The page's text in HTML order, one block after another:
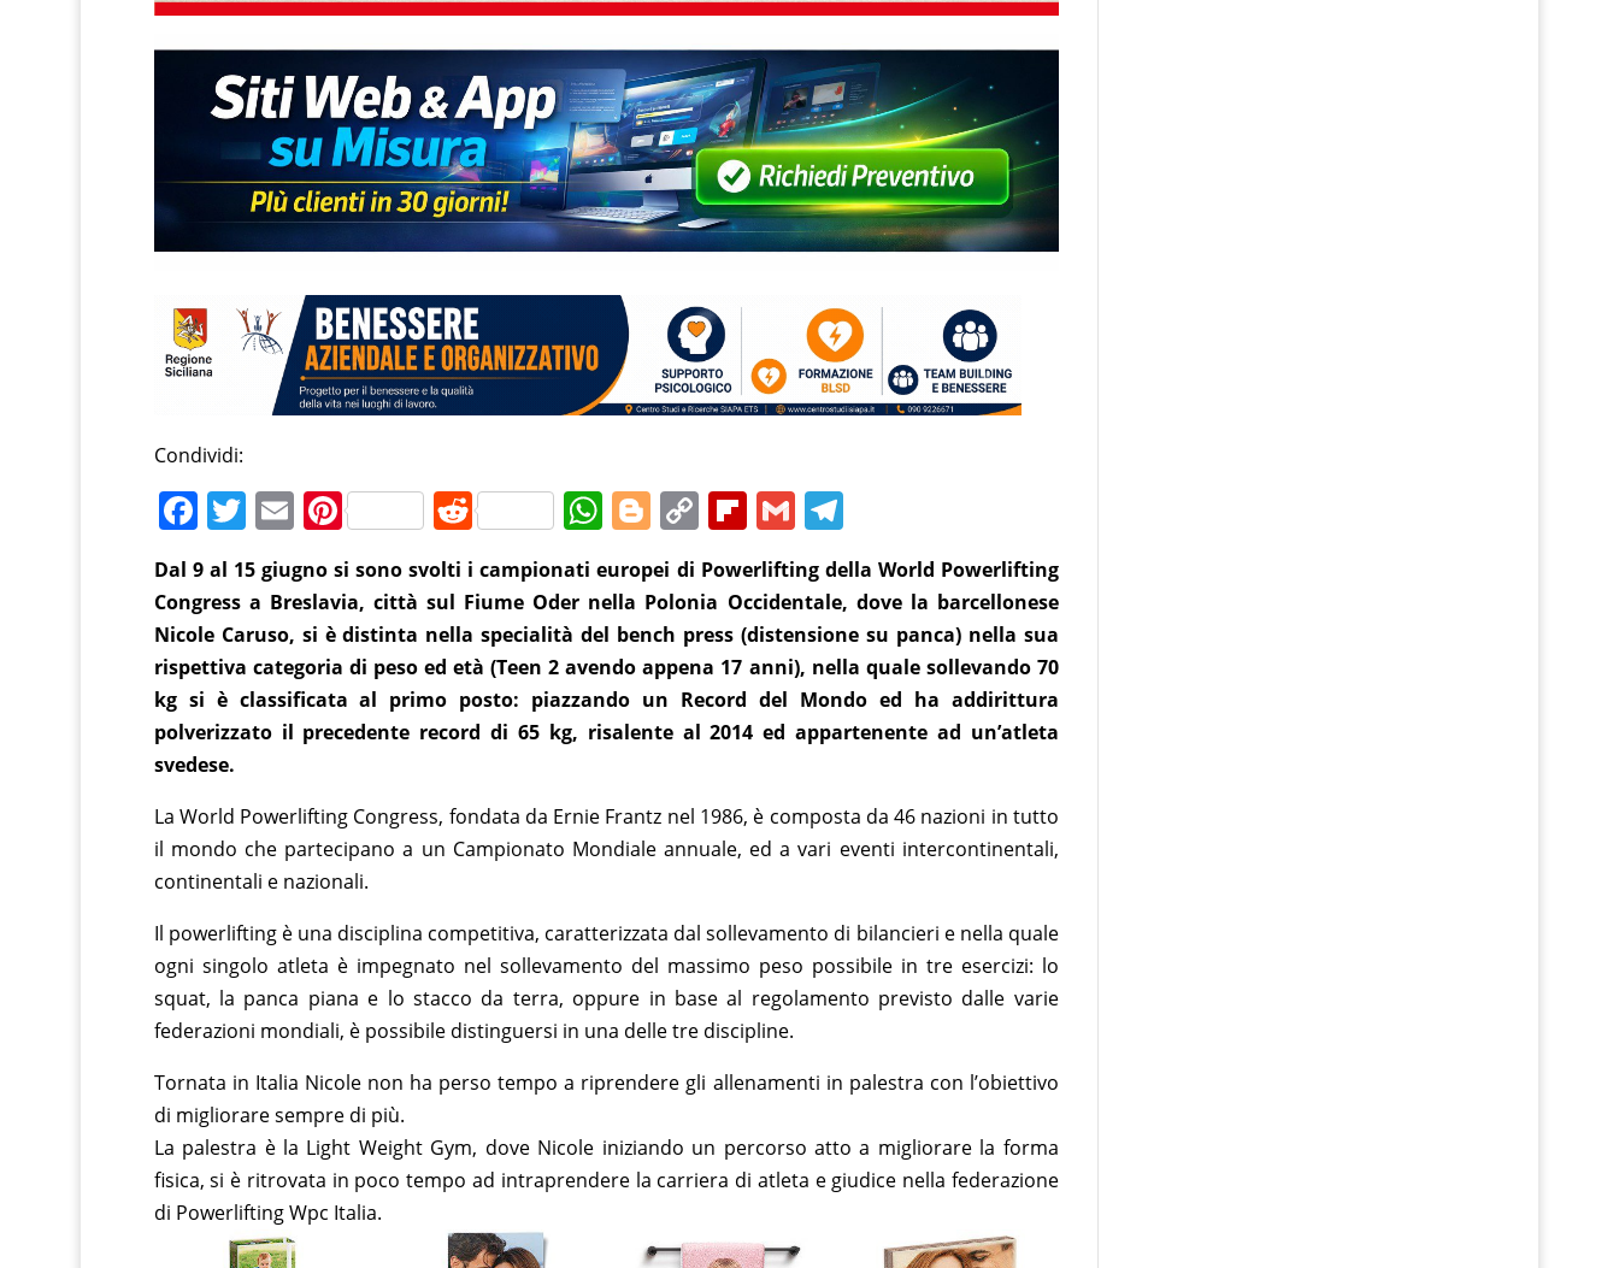
Condividi:
F
a
c
e
b
o
o
k
T
w
itt
er
E
ai
l
Pi
nt
er
e
st
R
e
d
di
t
W
at
s
A
p
p
Bl
o
g
g
er
C
o
p
y
Li
n
k
Fl
ip
b
o
ar
d
G
ai
l
T
el
e
gr
a
m
Dal 9 al 15 giugno si sono svolti i campionati europei di Powerlifting della World Powerlifting
Congress a Breslavia, città sul Fiume Oder nella Polonia Occidentale, dove la barcellonese
Nicole Caruso, si è distinta nella specialità del bench press (distensione su panca) nella sua
rispettiva categoria di peso ed età (Teen 2 avendo appena 17 anni), nella quale sollevando 70
kg si è classificata al primo posto: piazzando un Record del Mondo ed ha addirittura
polverizzato il precedente record di 65 kg, risalente al 2014 ed appartenente ad un’atleta
svedese.
La World Powerlifting Congress, fondata da Ernie Frantz nel 1986, è composta da 46 nazioni in tutto
il mondo che partecipano a un Campionato Mondiale annuale, ed a vari eventi intercontinentali,
continentali e nazionali.
Il powerlifting è una disciplina competitiva, caratterizzata dal sollevamento di bilancieri e nella quale
ogni singolo atleta è impegnato nel sollevamento del massimo peso possibile in tre esercizi: lo
squat, la panca piana e lo stacco da terra, oppure in base al regolamento previsto dalle varie
federazioni mondiali, è possibile distinguersi in una delle tre discipline.
Tornata in Italia Nicole non ha perso tempo a riprendere gli allenamenti in palestra con l’obiettivo
di migliorare sempre di più.
La palestra è la Light Weight Gym, dove Nicole iniziando un percorso atto a migliorare la forma
fisica, si è ritrovata in poco tempo ad intraprendere la carriera di atleta e giudice nella federazione
di Powerlifting Wpc Italia.